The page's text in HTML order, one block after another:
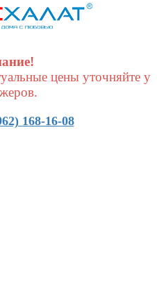
цены уточняйте у
168-16-08